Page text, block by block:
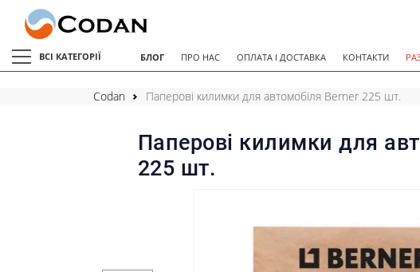
ВСІ КАТЕГОРІЇ БЛОГ ПРО НАС ОПЛАТА І ДОСТАВКА КОНТАКТИ
Codan Паперові килимки для автомобіля Berner 225 шт.
Паперові килимки для
225 шт.